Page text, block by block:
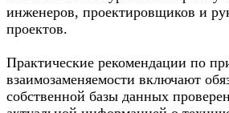
инженеров, проектировщиков и
проектов.
Практические рекомендации по
взаимозаменяемости включают
собственной базы данных